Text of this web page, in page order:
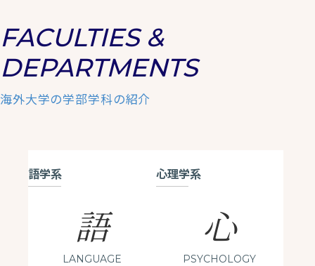
FACULTIES &
DEPARTMENTS
海外大学の学部学科の紹介
語学系
語
LANGUAGE
心理学系
心
PSYCHOLOGY